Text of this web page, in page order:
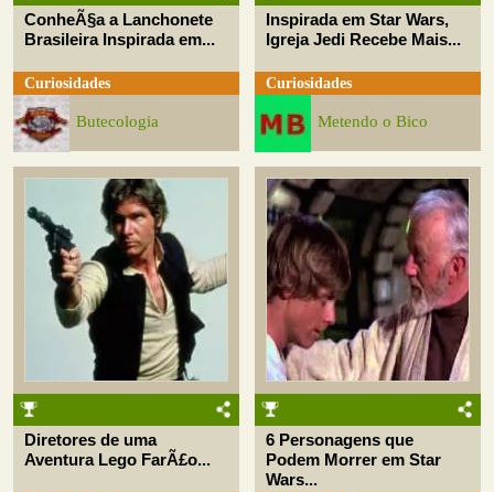
ConheÃ§a a Lanchonete
Brasileira Inspirada em...
Curiosidades
Butecologia
Inspirada em Star Wars,
Igreja Jedi Recebe Mais...
Curiosidades
Metendo o Bico
Diretores de uma
Aventura Lego FarÃ£o...
6 Personagens que
Podem Morrer em Star
Wars...